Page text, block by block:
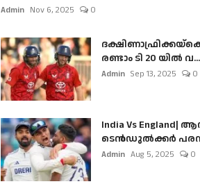
Admin Nov 6, 2025 0
രണ്ടാം ടി 20 യിൽ വ...
Admin Sep 13, 2025 0
India Vs
ടെൻഡുല്‍ക്കർ
Admin Aug 5, 2025 0